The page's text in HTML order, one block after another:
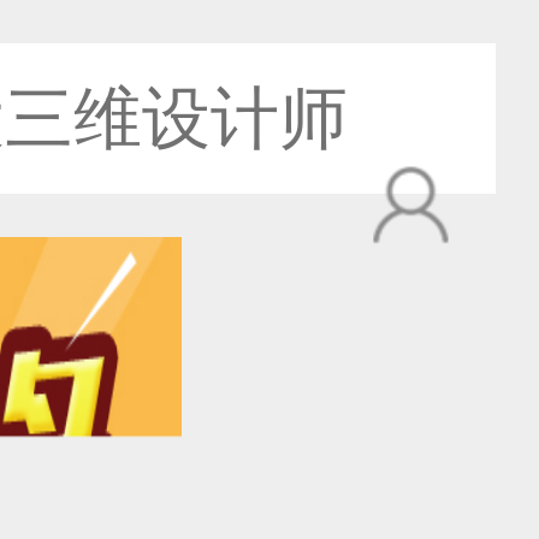
维设计师